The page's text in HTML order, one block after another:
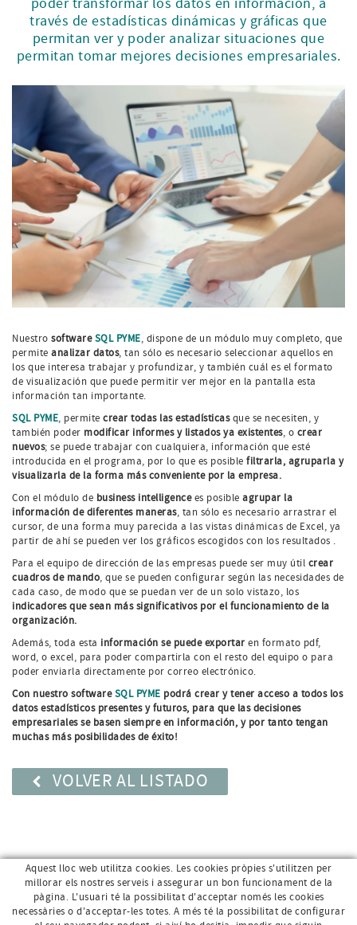
través de estadísticas dinámicas y gráficas que
permitan ver y poder analizar situaciones que
permitan tomar mejores decisiones empresariales.
Nuestro softwareSQL PYME, dispone de un módulo muy completo, que
permite analizar datos, tan sólo es necesario seleccionar aquellos en
los que interesa trabajar y profundizar, y también cuál es el formato
de visualización que puede permitir ver mejor en la pantalla esta
información tan importante.
SQL PYME, permite crear todas las estadísticasque se necesiten, y
también poder modificar informes y listados ya existentes, o crear
nuevos; se puede trabajar con cualquiera, información que esté
introducida en el programa, por lo que es posible filtrarla, agruparla y
visualizarla de la forma más conveniente por la empresa.
Con el módulo de business intelligencees posible agrupar la
información de diferentes maneras, tan sólo es necesario arrastrar el
cursor, de una forma muy parecida a las vistas dinámicas de Excel, ya
partir de ahí se pueden ver los gráficos escogidos con los resultados .
Para el equipo de dirección de las empresas puede ser muy útil crear
cuadros de mando, que se pueden configurar según las necesidades de
cada caso, de modo que se puedan ver de un solo vistazo, los
indicadores que sean más significativos por el funcionamiento de la
organización.
Además, toda esta información se puede exportar en formato pdf,
word, o excel, para poder compartirla con el resto del equipo o para
poder enviarla directamente por correo electrónico.
Con nuestro softwareSQL PYME podrá crear y tener acceso a todos los
datos estadísticos presentes y futuros, para que las decisiones
empresariales se basen siempre en información, y por tanto tengan
muchas más posibilidades de éxito!
VOLVER AL LISTADO
Aquest lloc web utilitza cookies. Les cookies pròpies s'utilitzen per
millorar els nostres serveis i assegurar un bon funcionament de la
pàgina. L'usuari té la possibilitat d'acceptar només les cookies
necessàries o d'acceptar-les totes. A més té la possibilitat de configurar